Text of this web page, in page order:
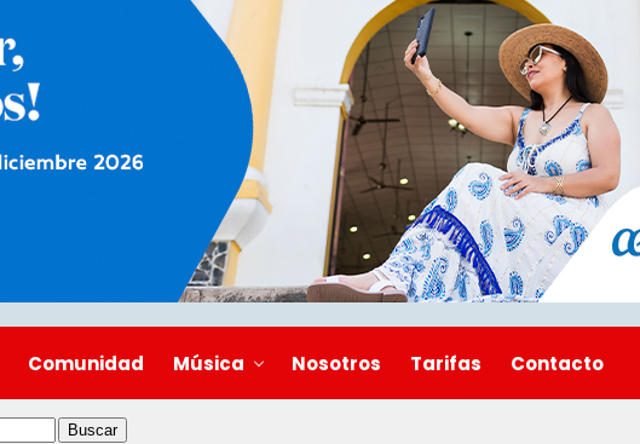
Comunidad Música Nosotros Tarifas Contacto